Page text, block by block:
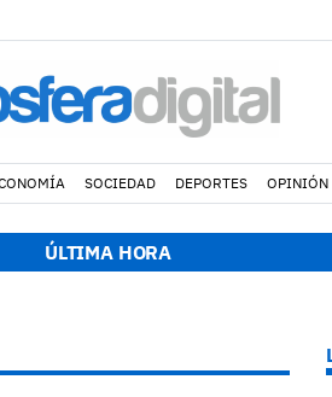
SOCIEDAD DEPORTES OPINIÓN
ÚLTIMA HORA
y Emergencias de Lanzarote